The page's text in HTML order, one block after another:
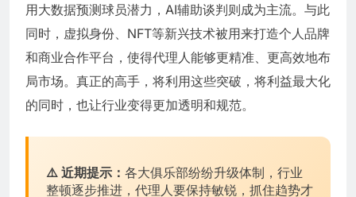
用大数据预测球员潜力，AI辅助谈判则成为主流。与此
同时，虚拟身份、NFT等新兴技术被用来打造个人品牌
和商业合作平台，使得代理人能够更精准、更高效地布
局市场。真正的高手，将利用这些突破，将利益最大化
的同时，也让行业变得更加透明和规范。
⚠️ 近期提示： 各大俱乐部纷纷升级体制，行业
整顿逐步推进，代理人要保持敏锐，抓住趋势才